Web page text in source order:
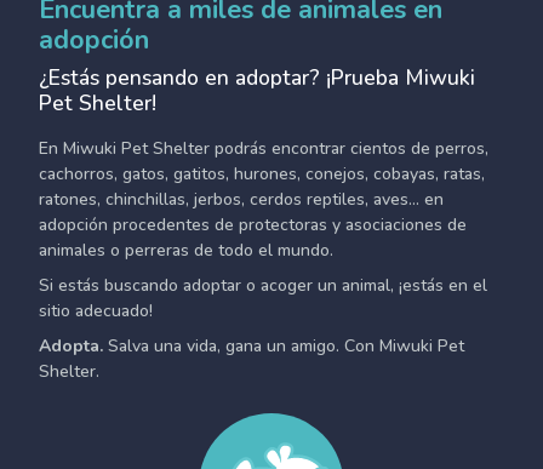
Encuentra a miles de animales en
adopción
¿Estás pensando en adoptar? ¡Prueba Miwuki
Pet Shelter!
En Miwuki Pet Shelter podrás encontrar cientos de perros,
cachorros, gatos, gatitos, hurones, conejos, cobayas, ratas,
ratones, chinchillas, jerbos, cerdos reptiles, aves... en
adopción procedentes de protectoras y asociaciones de
animales o perreras de todo el mundo.
Si estás buscando adoptar o acoger un animal, ¡estás en el
sitio adecuado!
Adopta. Salva una vida, gana un amigo. Con Miwuki Pet
Shelter.